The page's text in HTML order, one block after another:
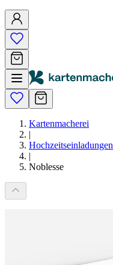
Kartenmacherei
|
Hochzeitseinladungen
|
Noblesse